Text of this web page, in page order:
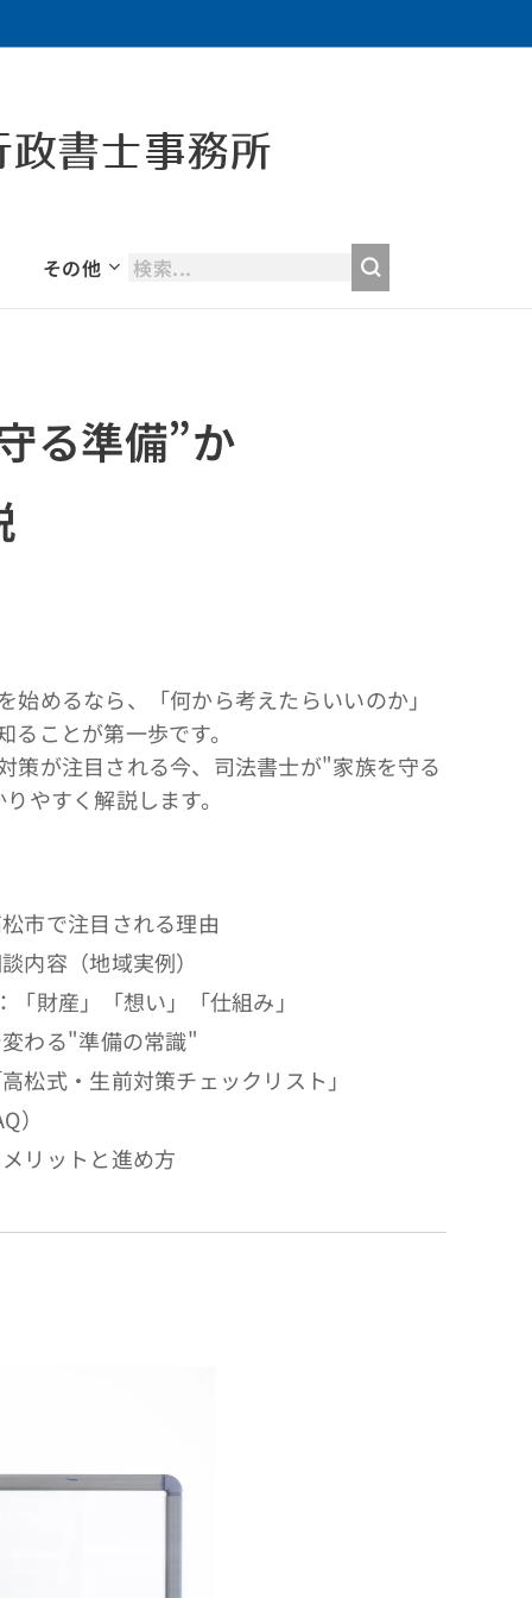
書士事務所
その他
る準備”か
始めるなら、「何から考えたらいいのか」
ことが第一歩です。
策が注目される今、司法書士が"家族を守る
やすく解説します。
市で注目される理由
内容（地域実例）
「財産」「想い」「仕組み」
わる"準備の常識"
松式・生前対策チェックリスト」
）
リットと進め方